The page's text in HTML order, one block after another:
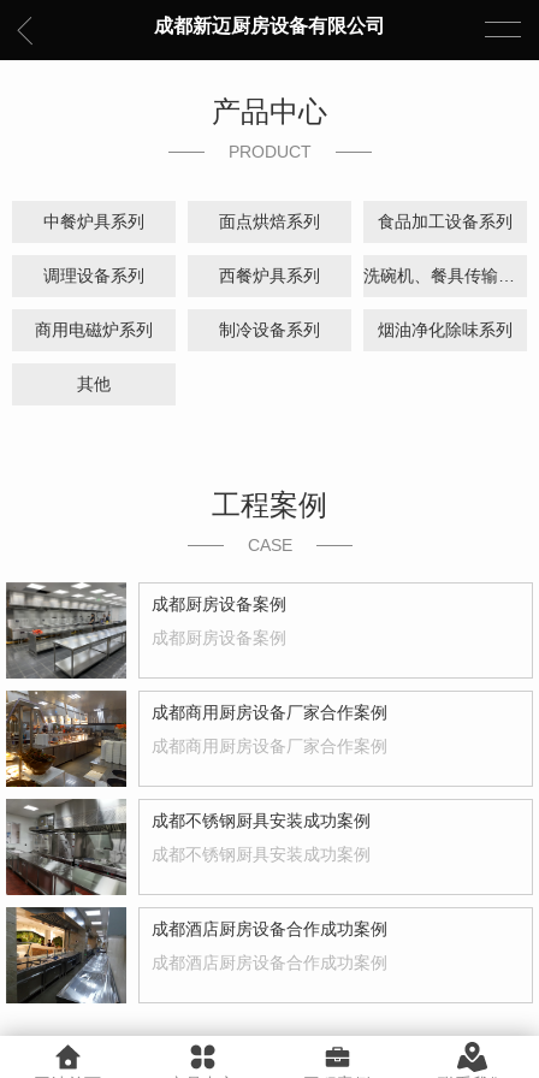
成都新迈厨房设备有限公司
产品中心
PRODUCT
中餐炉具系列 面点烘焙系列 食品加工设备系列
调理设备系列 西餐炉具系列 洗碗机、餐具传输系统、隔油机
商用电磁炉系列 制冷设备系列 烟油净化除味系列
其他
工程案例
CASE
成都厨房设备案例
成都厨房设备案例
成都商用厨房设备厂家合作案例
成都商用厨房设备厂家合作案例
成都不锈钢厨具安装成功案例
成都不锈钢厨具安装成功案例
成都酒店厨房设备合作成功案例
成都酒店厨房设备合作成功案例